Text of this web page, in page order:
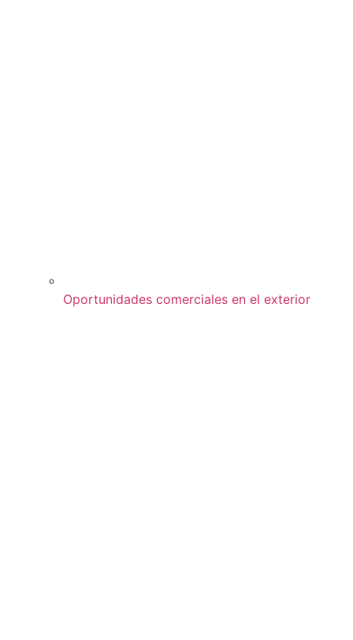
Oportunidades comerciales en el exterior